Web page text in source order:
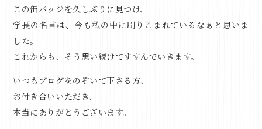
この缶バッジを久しぶりに見つけ、
学長の名言は、今も私の中に刷りこまれているなぁと思いま
した。
これからも、そう思い続けてすすんでいきます。
いつもブログをのぞいて下さる方、
お付き合いいただき、
本当にありがとうございます。